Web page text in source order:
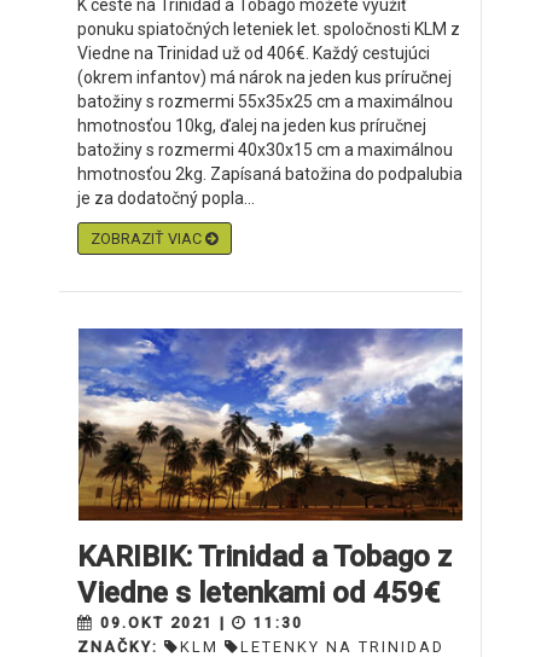
K ceste na Trinidad a Tobago môžete využiť
ponuku spiatočných leteniek let. spoločnosti KLM z
Viedne na Trinidad už od 406€. Každý cestujúci
(okrem infantov) má nárok na jeden kus príručnej
batožiny s rozmermi 55x35x25 cm a maximálnou
hmotnosťou 10kg, ďalej na jeden kus príručnej
batožiny s rozmermi 40x30x15 cm a maximálnou
hmotnosťou 2kg. Zapísaná batožina do podpalubia
je za dodatočný popla...
ZOBRAZIŤ VIAC
KARIBIK: Trinidad a Tobago z
Viedne s letenkami od 459€
09.OKT 2021 |
11:30
ZNAČKY:
KLM
LETENKY NA TRINIDAD